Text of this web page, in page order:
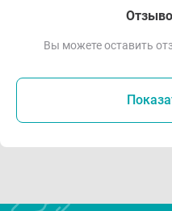
Вы можете оставить